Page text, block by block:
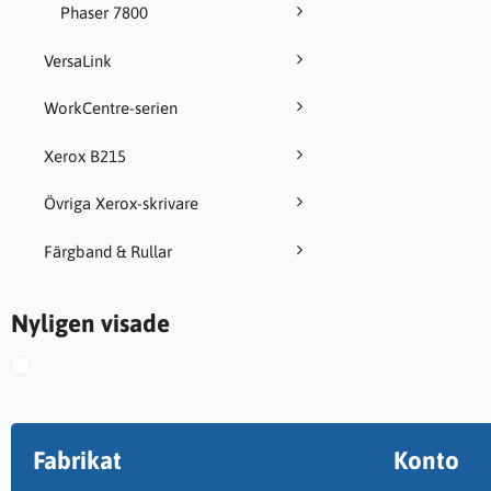
Phaser 7800
VersaLink
WorkCentre-serien
Xerox B215
Övriga Xerox-skrivare
Färgband & Rullar
Nyligen visade
Fabrikat Konto